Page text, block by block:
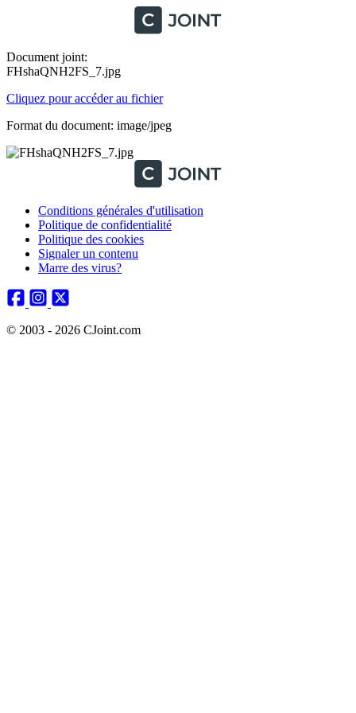
Document joint:
FHshaQNH2FS_7.jpg
Cliquez pour accéder au fichier
Format du document: image/jpeg
Conditions générales d'utilisation
Politique de confidentialité
Politique des cookies
Signaler un contenu
Marre des virus?
© 2003 - 2026 CJoint.com